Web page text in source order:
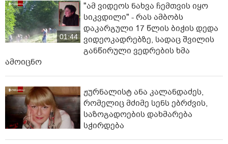
01:44
"ამ ვიდეოს ნახვა ჩემთვის იყო
სიკვდილი" - რას ამბობს
დაკარგული 17 წლის ბიჭის დედა
ვიდეოკადრებზე, სადაც შვილის
განწირული ვედრების ხმა
ამოიცნო
ჟურნალისტ ანა კალანდაძეს,
რომელიც მძიმე სენს ებრძვის,
საზოგადოების დახმარება
სჭირდება